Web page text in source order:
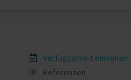
Verfügbarkeit einsehen
0
Referenzen